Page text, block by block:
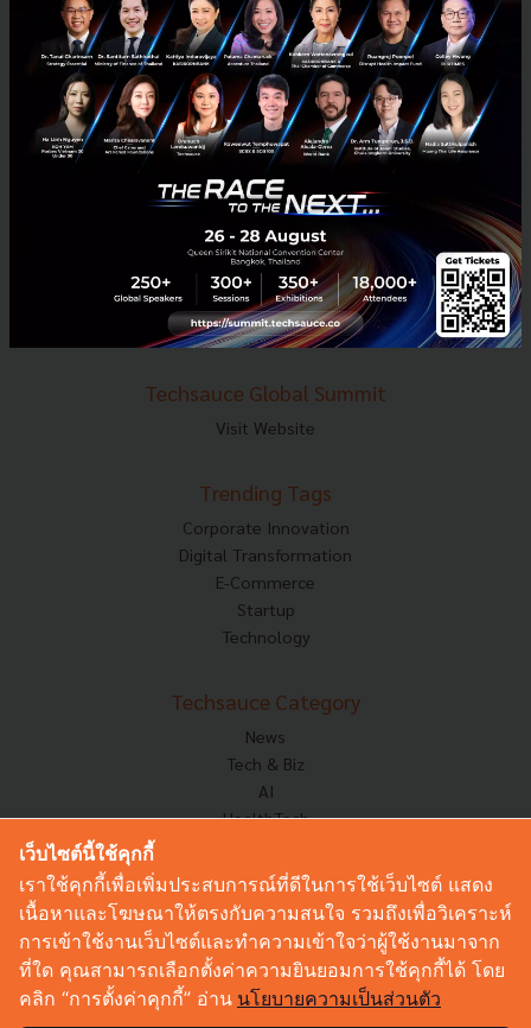
E-mail : contact@techsauce.co
Tel : 02-001-5375
Mobile : 06-4658-9500
Techsauce Media
About Techsauce
Techsauce Services
Privacy Policy
ส่งบทความ
Techsauce Global Summit
Visit Website
Trending Tags
Corporate Innovation
Digital Transformation
E-Commerce
Startup
Technology
Techsauce Category
News
Tech & Biz
AI
HealthTech
Corp Innov
Saucy Thoughts
Sustainable
Videos
Podcast
เว็บไซต์นี้ใช้คุกกี้
เราใช้คุกกี้เพื่อเพิ่มประสบการณ์ที่ดีในการใช้เว็บไซต์ แสดง
เนื้อหาและโฆษณาให้ตรงกับความสนใจ รวมถึงเพื่อวิเคราะห์
การเข้าใช้งานเว็บไซต์และทำความเข้าใจว่าผู้ใช้งานมาจาก
ที่ใด คุณสามารถเลือกตั้งค่าความยินยอมการใช้คุกกี้ได้ โดย
คลิก “การตั้งค่าคุกกี้” อ่าน นโยบายความเป็นส่วนตัว